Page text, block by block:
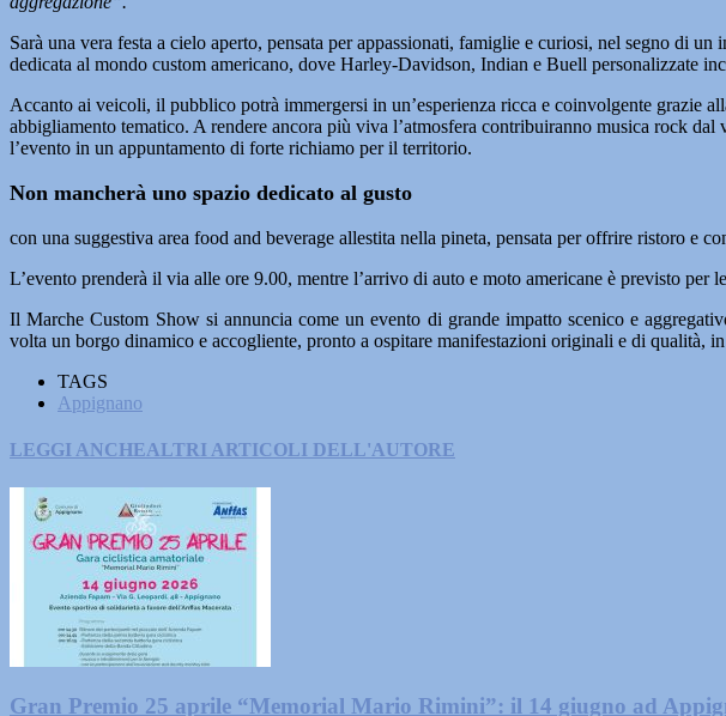
Sarà una vera festa a cielo aperto, pensata per appassionati, famiglie e curiosi, nel segno di
dedicata al mondo custom americano, dove Harley-Davidson, Indian e Buell personalizzate
Accanto ai veicoli, il pubblico potrà immergersi in un’esperienza ricca e coinvolgente grazie
abbigliamento tematico. A rendere ancora più viva l’atmosfera contribuiranno musica rock
l’evento in un appuntamento di forte richiamo per il territorio.
Non mancherà uno spazio dedicato al gusto
con una suggestiva area food and beverage allestita nella pineta, pensata per offrire ristoro e
L’evento prenderà il via alle ore 9.00, mentre l’arrivo di auto e moto americane è previsto
Il Marche Custom Show si annuncia come un evento di grande impatto scenico e
volta un borgo dinamico e accogliente, pronto a ospitare manifestazioni originali e di qualità,
TAGS
Appignano
LEGGI ANCHEALTRI ARTICOLI DELL'AUTORE
Gran Premio 25 aprile “Memorial Mario Rimini”: il 14 giugno ad